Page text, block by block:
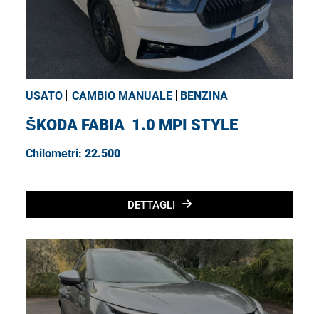
USATO CAMBIO MANUALE BENZINA
ŠKODA FABIA 1.0 MPI STYLE
Chilometri: 22.500
DETTAGLI